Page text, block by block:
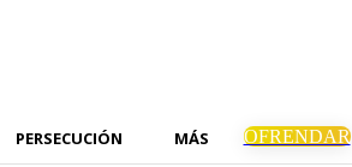
PERSECUCIÓN MÁS OFRENDAR